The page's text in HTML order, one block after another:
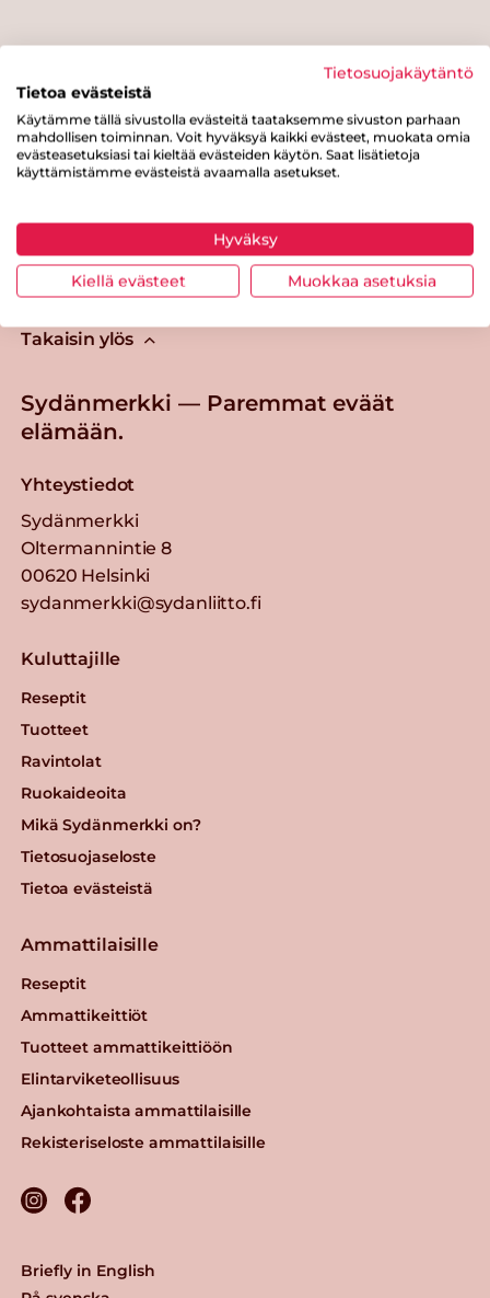
Tästä merkistä tunnistat
Sydänmerkki-tuotteen
Takaisin ylös
Sydänmerkki — Paremmat eväät
elämään.
Yhteystiedot
Sydänmerkki
Oltermannintie 8
00620 Helsinki
sydanmerkki@sydanliitto.fi
Kuluttajille
Reseptit
Tuotteet
Ravintolat
Ruokaideoita
Mikä Sydänmerkki on?
Tietosuojaseloste
Tietoa evästeistä
Ammattilaisille
Reseptit
Ammattikeittiöt
Tuotteet ammattikeittiöön
Elintarviketeollisuus
Ajankohtaista ammattilaisille
Rekisteriseloste ammattilaisille
Briefly in English
Tietosuojakäytäntö
Tietoa evästeistä
Käytämme tällä sivustolla evästeitä taataksemme sivuston parhaan
mahdollisen toiminnan. Voit hyväksyä kaikki evästeet, muokata omia
evästeasetuksiasi tai kieltää evästeiden käytön. Saat lisätietoja
käyttämistämme evästeistä avaamalla asetukset.
Hyväksy
Kiellä evästeet Muokkaa asetuksia